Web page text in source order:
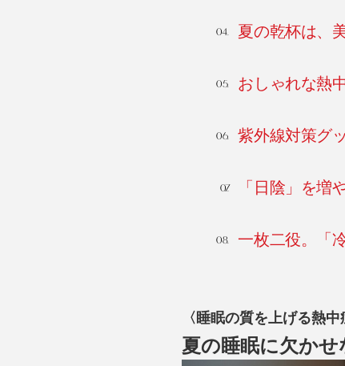
夏の乾杯は、
おしゃれな熱
紫外線対策グ
「日陰」を
一枚二役。「
〈睡眠の質を上げる熱中
夏の睡眠に欠かせ